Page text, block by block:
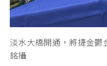
淡水大橋開通，將捷金
銘攝